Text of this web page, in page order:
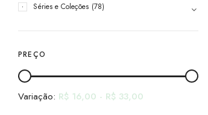
Séries e Coleções (78)
PREÇO
Variação: R$ 16,00 - R$ 33,00